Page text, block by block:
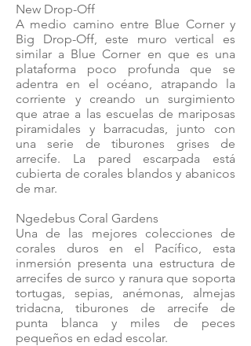
New Drop-Off
A medio camino entre Blue Corner y
Big Drop-Off, este muro vertical es
similar a Blue Corner en que es una
plataforma poco profunda que se
adentra en el océano, atrapando la
corriente y creando un surgimiento
que atrae a las escuelas de mariposas
piramidales y barracudas, junto con
una serie de tiburones grises de
arrecife. La pared escarpada está
cubierta de corales blandos y abanicos
de mar.
Ngedebus Coral Gardens
Una de las mejores colecciones de
corales duros en el Pacífico, esta
inmersión presenta una estructura de
arrecifes de surco y ranura que soporta
tortugas, sepias, anémonas, almejas
tridacna, tiburones de arrecife de
punta blanca y miles de peces
pequeños en edad escolar.